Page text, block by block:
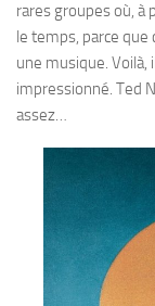
rares groupes où, à
le temps, parce
une musique. Voilà,
impressionné. Ted
assez…